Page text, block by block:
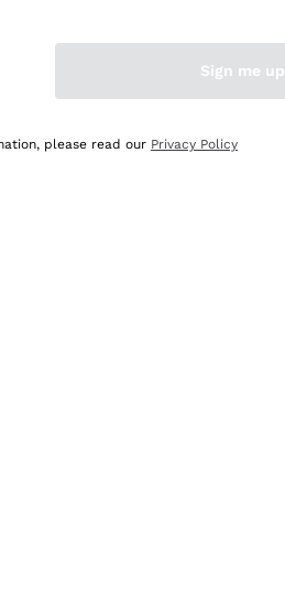
Sign me up
please read our Privacy Policy